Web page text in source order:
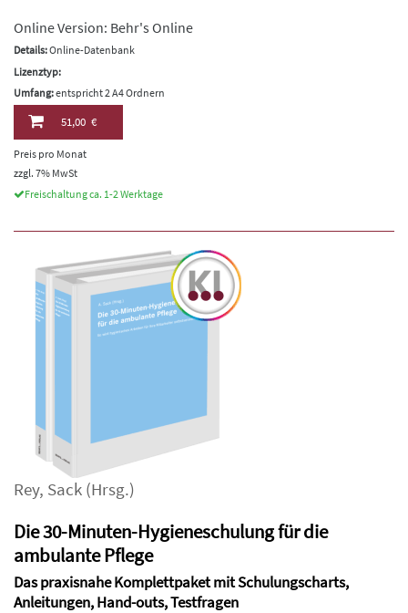
Online Version: Behr's Online
Details:Online-Datenbank
Lizenztyp:
Umfang:entspricht 2 A4 Ordnern
51,00 €
Preis pro Monat
zzgl. 7% MwSt
Freischaltung ca. 1-2 Werktage
Rey, Sack (Hrsg.)
Die 30-Minuten-Hygieneschulung für die
ambulante Pflege
Das praxisnahe Komplettpaket mit Schulungscharts,
Anleitungen, Hand-outs, Testfragen